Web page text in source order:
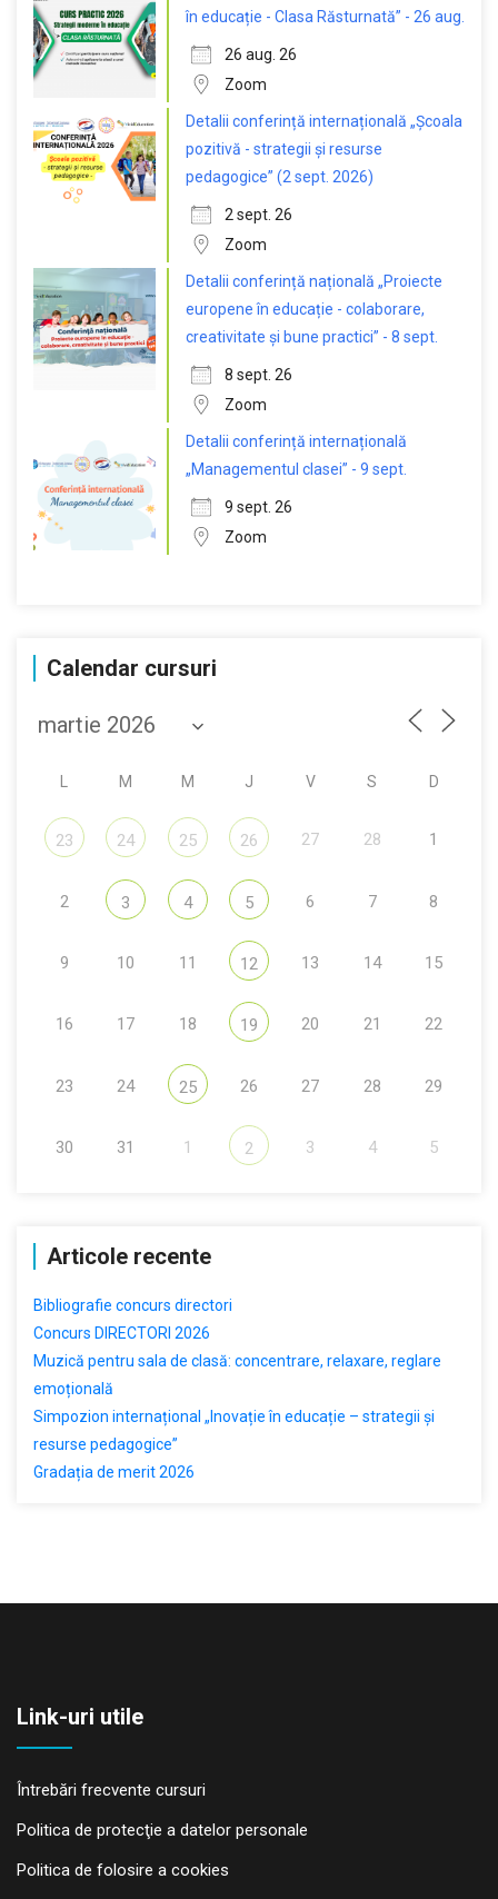
în educație - Clasa Răsturnată” - 26 aug.
26 aug. 26
Zoom
Detalii conferință internațională „Școala
pozitivă - strategii și resurse
pedagogice” (2 sept. 2026)
2 sept. 26
Zoom
Detalii conferință națională „Proiecte
europene în educație - colaborare,
creativitate și bune practici” - 8 sept.
8 sept. 26
Zoom
Detalii conferință internațională
„Managementul clasei” - 9 sept.
9 sept. 26
Zoom
Calendar cursuri
L M M J V S D
23 24 25 26 27 28 1
2 3 4 5 6 7 8
9 10 11 12 13 14 15
16 17 18 19 20 21 22
23 24 25 26 27 28 29
30 31 1 2 3 4 5
Articole recente
Bibliografie concurs directori
Concurs DIRECTORI 2026
Muzică pentru sala de clasă: concentrare, relaxare, reglare
emoțională
Simpozion internațional „Inovație în educație – strategii și
resurse pedagogice”
Gradația de merit 2026
Link-uri utile
Întrebări frecvente cursuri
Politica de protecţie a datelor personale
Politica de folosire a cookies